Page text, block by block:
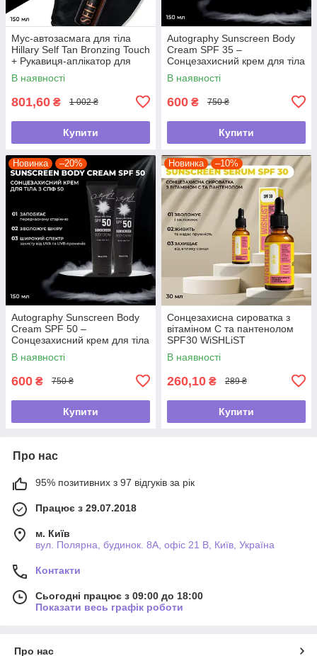
Мус-автозасмага для тіла
Hillary Self Tan Bronzing Touch
+ Рукавиця-аплікатор для
автозасмаги
В наявності
801,60 ₴ 1 002 ₴
Купити
Autography Sunscreen Body
Cream SPF 35 –
Сонцезахисний крем для тіла
з СПФ 35, 150 мл
В наявності
600 ₴ 750 ₴
Купити
Новинка –20%
Autography Sunscreen Body
Cream SPF 50 –
Сонцезахисний крем для тіла
з СПФ 50, 150 мл
В наявності
600 ₴ 750 ₴
Купити
Новинка –10%
Сонцезахисна сироватка з
вітаміном С та пантенолом
SPF30 WiSHLiST
SUNSCREEN SERUM WITH
VITAMIN C AND PANTHENOL
В наявності
260,10 ₴ 289 ₴
Купити
Про нас
95% позитивних з 97 відгуків за рік
Працює з 29.07.2018
м. Київ
вул. Полярна, будинок. 8А, офіс 21 В, Київ, Україна
Контакти
Сьогодні працює з 09:00 до 18:00
Показати весь графік роботи
Про нас